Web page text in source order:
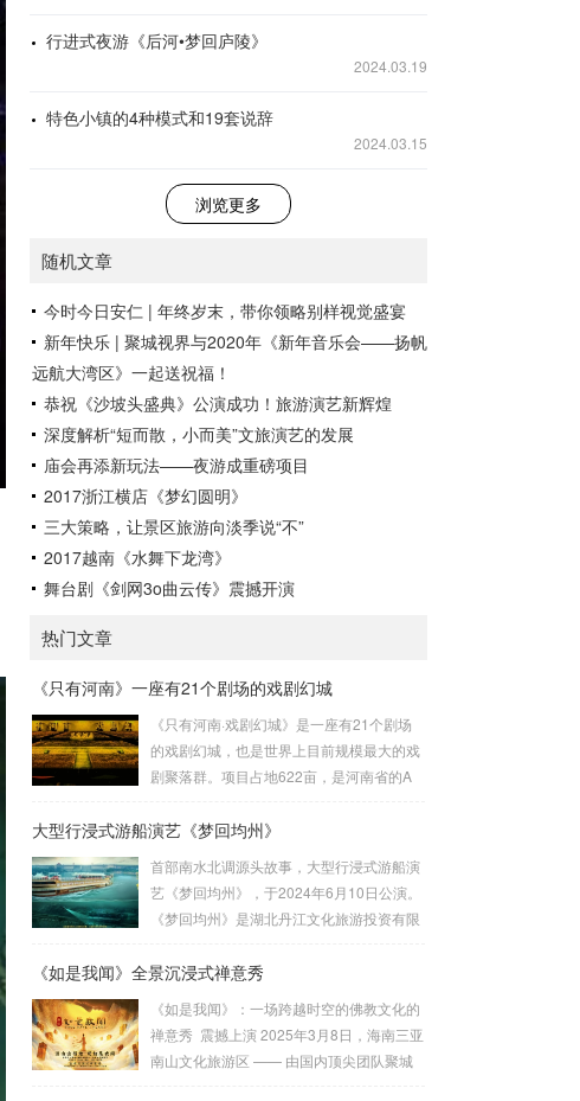
行进式夜游《后河•梦回庐陵》
2024.03.19
特色小镇的4种模式和19套说辞
2024.03.15
浏览更多
随机文章
今时今日安仁 | 年终岁末，带你领略别样视觉盛宴
新年快乐 | 聚城视界与2020年《新年音乐会——扬帆
远航大湾区》一起送祝福！
恭祝《沙坡头盛典》公演成功！旅游演艺新辉煌
深度解析“短而散，小而美”文旅演艺的发展
庙会再添新玩法——夜游成重磅项目
2017浙江横店《梦幻圆明》
三大策略，让景区旅游向淡季说“不”
2017越南《水舞下龙湾》
舞台剧《剑网3o曲云传》震撼开演
热门文章
《只有河南》一座有21个剧场的戏剧幻城
《只有河南·戏剧幻城》是一座有21个剧场
的戏剧幻城，也是世界上目前规模最大的戏
剧聚落群。项目占地622亩，是河南省的A
时四年共同打造而成，是王潮歌继“印象”“又
的扛鼎之作。作为一部以厚重的中原文化为
题材的殿堂级作品，《只有河南》以首创
的“戏剧幻城”向世界讲述河南故事。王潮歌
将数个剧场聚落群粘合在一起，为世界打造
了一个戏剧王国。聚城视界深度参与了该项
目，负责了幻...
大型行浸式游船演艺《梦回均州》
首部南水北调源头故事，大型行浸式游船演
艺《梦回均州》，于2024年6月10日公演。
《梦回均州》是湖北丹江文化旅游投资有限
司总承制的汉江夜游演艺项目。它将观众带
佳佳 作品聚城视界 总制作总 设 计：刘峰总
导 演：杨佳佳导 演：范宇鹏视觉设计：
葛锐项目管理：崔法明技术总监：崔法明舞
《如是我闻》全景沉浸式禅意秀
《如是我闻》：一场跨越时空的佛教文化的
禅意秀 震撼上演 2025年3月8日，海南三亚
南山文化旅游区 —— 由国内顶尖团队聚城